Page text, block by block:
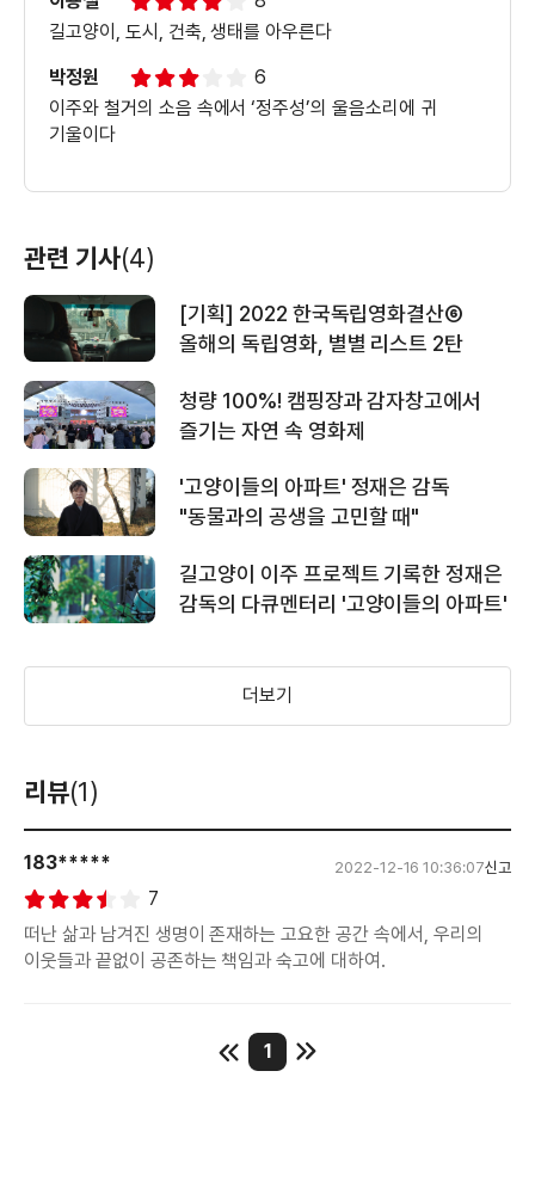
길고양이, 도시, 건축, 생태를 아우른다
박정원
6
이주와 철거의 소음 속에서 ‘정주성’의 울음소리에 귀
기울이다
관련 기사(4)
[기획] 2022 한국독립영화결산⑥
올해의 독립영화, 별별 리스트 2탄
청량 100%! 캠핑장과 감자창고에서
즐기는 자연 속 영화제
'고양이들의 아파트' 정재은 감독
"동물과의 공생을 고민할 때"
길고양이 이주 프로젝트 기록한 정재은
감독의 다큐멘터리 '고양이들의 아파트'
더보기
리뷰(1)
183***** 2022-12-16 10:36:07신고
7
떠난 삶과 남겨진 생명이 존재하는 고요한 공간 속에서, 우리의
이웃들과 끝없이 공존하는 책임과 숙고에 대하여.
1